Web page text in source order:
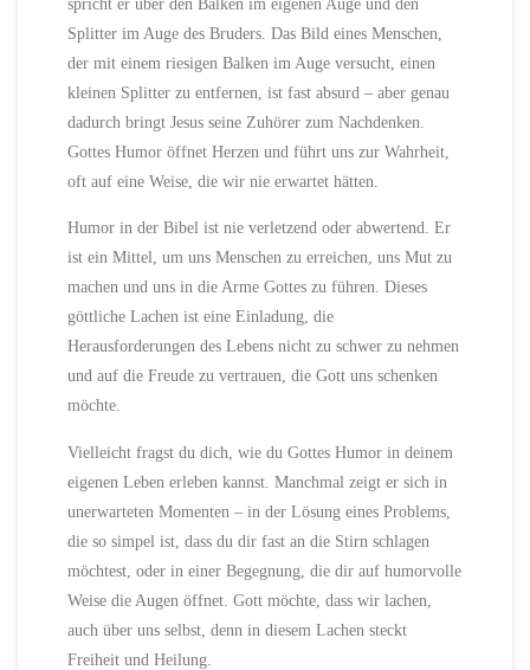
Splitter im Auge des Bruders. Das Bild eines Menschen,
der mit einem riesigen Balken im Auge versucht, einen
kleinen Splitter zu entfernen, ist fast absurd – aber genau
dadurch bringt Jesus seine Zuhörer zum Nachdenken.
Gottes Humor öffnet Herzen und führt uns zur Wahrheit,
oft auf eine Weise, die wir nie erwartet hätten.
Humor in der Bibel ist nie verletzend oder abwertend. Er
ist ein Mittel, um uns Menschen zu erreichen, uns Mut zu
machen und uns in die Arme Gottes zu führen. Dieses
göttliche Lachen ist eine Einladung, die
Herausforderungen des Lebens nicht zu schwer zu nehmen
und auf die Freude zu vertrauen, die Gott uns schenken
möchte.
Vielleicht fragst du dich, wie du Gottes Humor in deinem
eigenen Leben erleben kannst. Manchmal zeigt er sich in
unerwarteten Momenten – in der Lösung eines Problems,
die so simpel ist, dass du dir fast an die Stirn schlagen
möchtest, oder in einer Begegnung, die dir auf humorvolle
Weise die Augen öffnet. Gott möchte, dass wir lachen,
auch über uns selbst, denn in diesem Lachen steckt
Freiheit und Heilung.